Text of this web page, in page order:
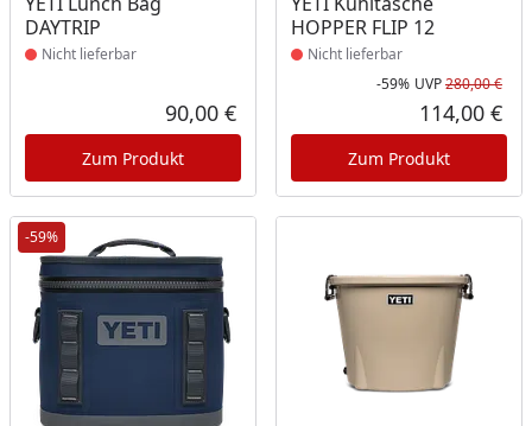
DAYTRIP
Nicht lieferbar
Aktueller Preis
90,00 €
Zum Produkt
HOPPER FLIP 12
Nicht lieferbar
-59% UVP280,00 €
114,00 €
Zum Produkt
-59%